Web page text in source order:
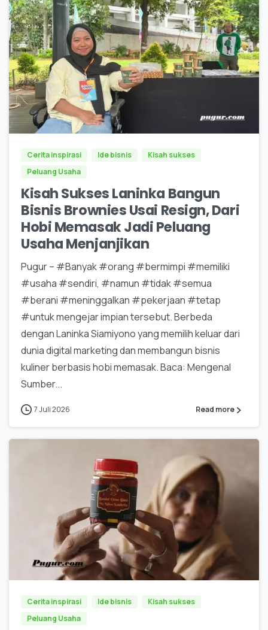
Cerita inspirasi Ide bisnis
Kisah sukses
Peluang Usaha
Kisah Sukses Laninka Bangun
Bisnis Brownies Usai Resign, Dari
Hobi Memasak Jadi Peluang
Usaha Menjanjikan
Pugur – #Banyak #orang #bermimpi #memiliki
#usaha #sendiri, #namun #tidak #semua
#berani #meninggalkan #pekerjaan #tetap
#untuk mengejar impian tersebut. Berbeda
dengan Laninka Siamiyono yang memilih keluar dari
dunia digital marketing dan membangun bisnis
kuliner berbasis hobi memasak. Baca: Mengenal
Sumber...
7 Juli 2026 Read more
0 0
Cerita inspirasi Ide bisnis
Kisah sukses
Peluang Usaha